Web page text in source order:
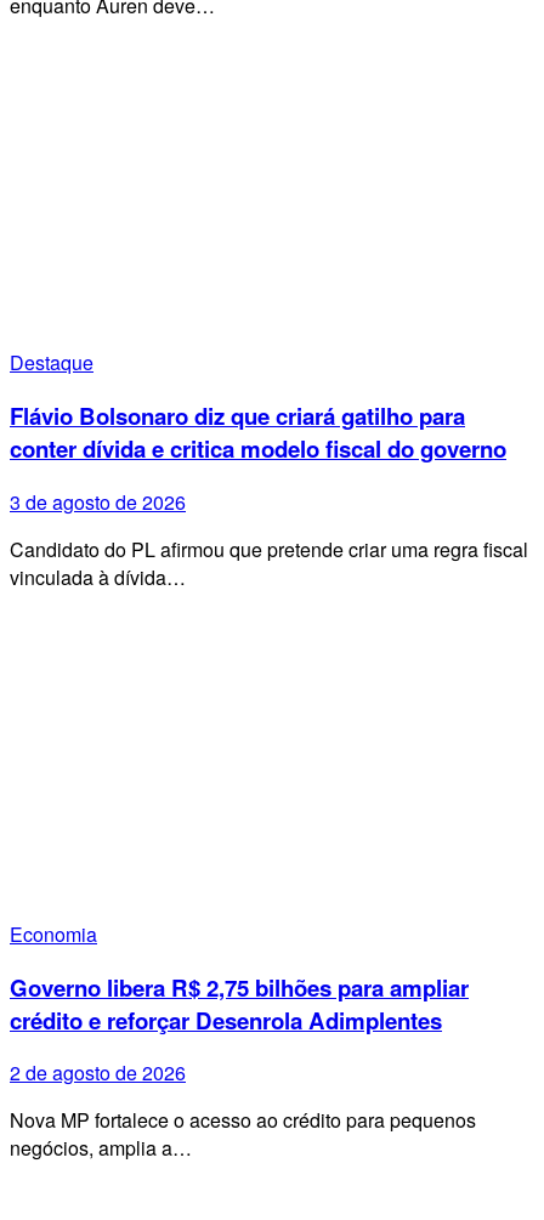
enquanto Auren deve…
Destaque
Flávio Bolsonaro diz que criará gatilho para
conter dívida e critica modelo fiscal do governo
3 de agosto de 2026
Candidato do PL afirmou que pretende criar uma regra fiscal
vinculada à dívida…
Economia
Governo libera R$ 2,75 bilhões para ampliar
crédito e reforçar Desenrola Adimplentes
2 de agosto de 2026
Nova MP fortalece o acesso ao crédito para pequenos
negócios, amplia a…